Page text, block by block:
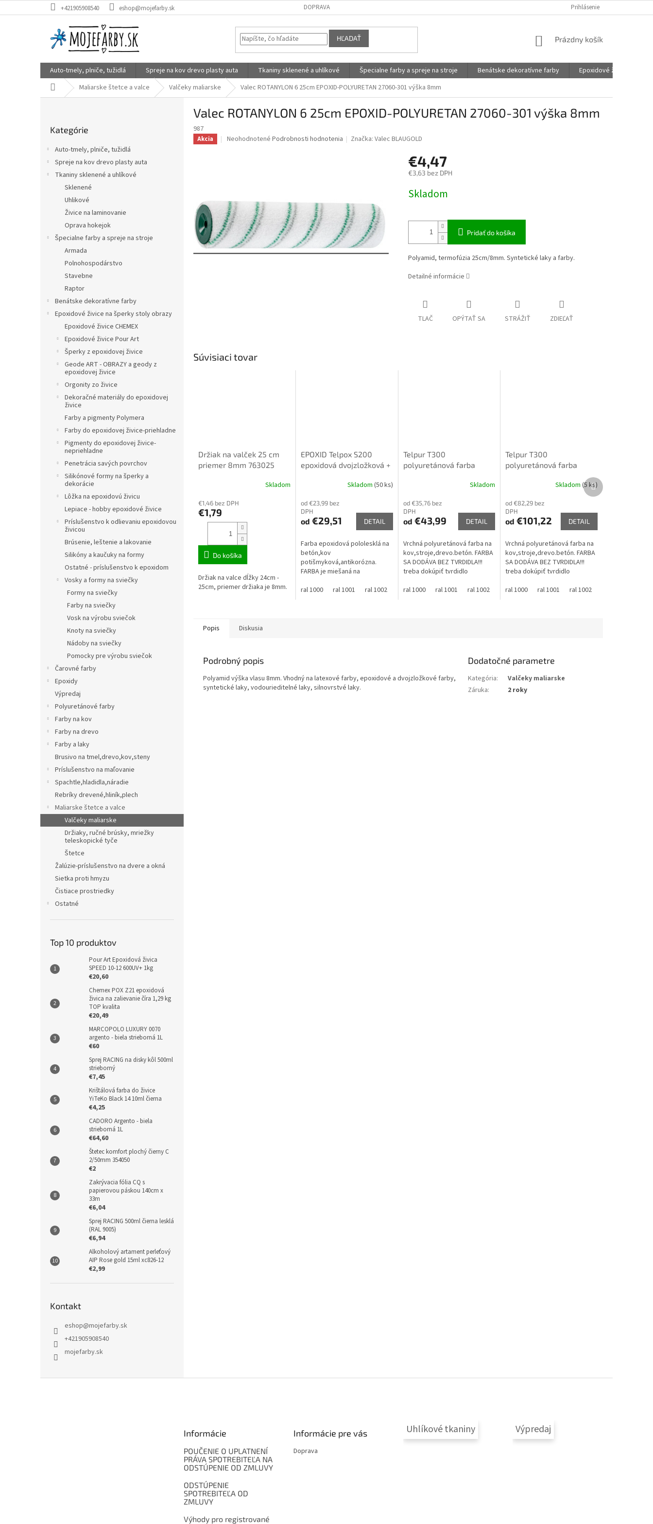
na
+421905908540 eshop@mojefarby.sk DOPRAVA Prihlásenie
HĽADAŤ
NÁKUPNÝ
Prázdny košík
Auto-tmely, plniče, tužidlá Spreje na kov drevo plasty auta Tkaniny sklenené a uhlíkové Špecialne farby a spreje na stroje Benátske dekoratívne farby
Epoxidové živice na
DomovMaliarske štetce a valce Valčeky maliarske Valec ROTANYLON 6 25cm EPOXID-POLYURETAN 27060-301 výška 8mm
kategórie
Kategórie
Auto-tmely, plniče, tužidlá
Spreje na kov drevo plasty auta
Tkaniny sklenené a uhlíkové
Sklenené
Uhlikové
Živice na laminovanie
Oprava hokejok
Špecialne farby a spreje na stroje
Armada
Polnohospodárstvo
Stavebne
Raptor
Benátske dekoratívne farby
Epoxidové živice na šperky stoly obrazy
Epoxidové živice CHEMEX
Epoxidové živice Pour Art
Šperky z epoxidovej živice
Geode ART - OBRAZY a geody z
epoxidovej živice
Orgonity zo živice
Dekoračné materiály do epoxidovej
živice
Farby a pigmenty Polymera
Farby do epoxidovej živice-priehladne
Pigmenty do epoxidovej živice-
nepriehladne
Penetrácia savých povrchov
Silikónové formy na šperky a
dekorácie
Lôžka na epoxidovú živicu
Lepiace - hobby epoxidové živice
Príslušenstvo k odlievaniu epoxidovou
živicou
Brúsenie, leštenie a lakovanie
Silikóny a kaučuky na formy
Ostatné - príslušenstvo k epoxidom
Vosky a formy na sviečky
Formy na sviečky
Farby na sviečky
Vosk na výrobu sviečok
Knoty na sviečky
Nádoby na sviečky
Pomocky pre výrobu sviečok
Čarovné farby
Epoxidy
Výpredaj
Polyuretánové farby
Farby na kov
Farby na drevo
Farby a laky
Brusivo na tmel,drevo,kov,steny
Príslušenstvo na maľovanie
Spachtle,hladidla,náradie
Rebríky drevené,hliník,plech
Maliarske štetce a valce
Valčeky maliarske
Držiaky, ručné brúsky, mriežky
teleskopické tyče
Štetce
Žalúzie-príslušenstvo na dvere a okná
Sietka proti hmyzu
Čistiace prostriedky
Ostatné
Top 10 produktov
Pour Art Epoxidová živica
SPEED 10-12 600UV+ 1kg
€20,60
Chemex POX Z21 epoxidová
živica na zalievanie číra 1,29 kg
TOP kvalita
€20,49
MARCOPOLO LUXURY 0070
argento - biela strieborná 1L
€60
Sprej RACING na disky kôl 500ml
strieborný
€7,45
Krištálová farba do živice
YiTeKo Black 14 10ml čierna
€4,25
CADORO Argento - biela
strieborná 1L
€64,60
Štetec komfort plochý čierny C
2/50mm 354050
€2
Zakrývacia fólia CQ s
papierovou páskou 140cm x
33m
€6,04
Sprej RACING 500ml čierna lesklá
(RAL 9005)
€6,94
Alkoholový artament perleťový
AIP Rose gold 15ml xc826-12
€2,99
Kontakt
eshop@mojefarby.sk
+421905908540
mojefarby.sk
Valec ROTANYLON 6 25cm EPOXID-POLYURETAN 27060-301 výška 8mm
987
Akcia
Priemerné
hviezdičiek.
Neohodnotené Podrobnosti hodnotenia Značka:Valec BLAUGOLD
€4,47
€3,63 bez DPH
cena:
Skladom
Pridať do košíka
Polyamid, termofúzia 25cm/8mm. Syntetické laky a farby.
Detailné informácie
TLAČ OPÝTAŤ SA STRÁŽIŤ ZDIEĽAŤ
Súvisiaci tovar
Držiak na valček 25 cm
priemer 8mm 763025
Skladom
€1,46 bez DPH
€1,79
Do košíka
Držiak na valce dĺžky 24cm -
25cm, priemer držiaka je 8mm.
EPOXID Telpox S200
epoxidová dvojzložková +
podla vzorkovníka ral
produktu
je
3,0
5
hviezdičiek.
Skladom (50 ks)
od €23,99 bez
DPH
od €29,51 DETAIL
Farba epoxidová pololesklá na
betón,kov
potišmyková,antikorózna.
FARBA je miešaná na
sa vrátiť, pokiaľ je danný odtieň
ral 1000 ral 1001 ral 1002 ral 1003 ral 1004 ral 1005 ral 1006 ral 1007 ral 1011 ral 1012
Telpur T300
polyuretánová farba
vzorkovníka ral pozriSkladom
od €35,76 bez
DPH
od €43,99 DETAIL
Vrchná polyuretánová farba na
kov,stroje,drevo.betón. FARBA
SA DODÁVA BEZ TVRDIDLA!!!
treba dokúpiť tvrdidlo
na požiadavku zákazníka a
ral 1000 ral 1001 ral 1002 ral 1003 ral 1004 ral 1005
Telpur T300
polyuretánová farba
vzorkovníka ral pozri
Skladom (5 ks)
od €82,29 bez
DPH
od €101,22 DETAIL
Vrchná polyuretánová farba na
kov,stroje,drevo.betón. FARBA
SA DODÁVA BEZ TVRDIDLA!!!
treba dokúpiť tvrdidlo
na požiadavku zákazníka a
ral 1000 ral 1001 ral 1002
Ďalší
produkt
Popis Diskusia
Podrobný popis
Polyamid výška vlasu 8mm. Vhodný na latexové farby, epoxidové a dvojzložkové farby,
syntetické laky, vodourieditelné laky, silnovrstvé laky.
Dodatočné parametre
Kategória:
Valčeky maliarske
Záruka: 2 roky
Informácie
POUČENIE O UPLATNENÍ
PRÁVA SPOTREBITEĽA NA
ODSTÚPENIE OD ZMLUVY
ODSTÚPENIE
SPOTREBITEĽA OD
ZMLUVY
Výhody pro registrované
Informácie pre vás
Doprava
Uhlíkové tkaniny Výpredaj